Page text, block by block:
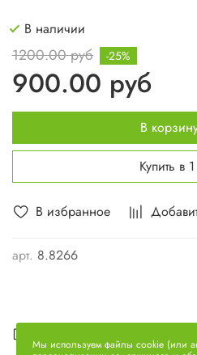
В избранное
арт. 8.8266
В наличии
1200.00 руб
900.00 руб
-25%
В
Купить в
Мы используем файлы cookie (или